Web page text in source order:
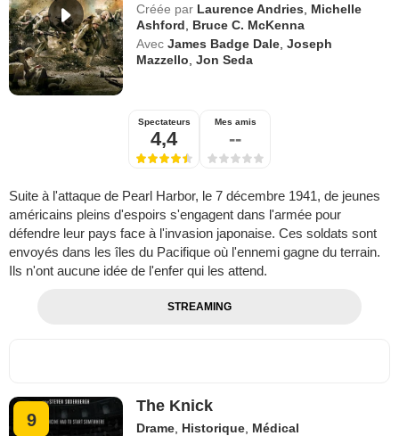
Créée par Laurence Andries
Michelle
Ashford
Bruce C. McKenna
Avec James Badge Dale ,Joseph
Mazzello ,Jon Seda
Spectateurs
4,4
Mes amis
--
Suite à l'attaque de Pearl Harbor, le 7 décembre 1941, de jeunes
américains pleins d'espoirs s'engagent dans l'armée pour
défendre leur pays face à l'invasion japonaise. Ces soldats sont
envoyés dans les îles du Pacifique où l'ennemi gagne du terrain.
Ils n'ont aucune idée de l'enfer qui les attend.
STREAMING
9
The Knick
Drame Historique Médical